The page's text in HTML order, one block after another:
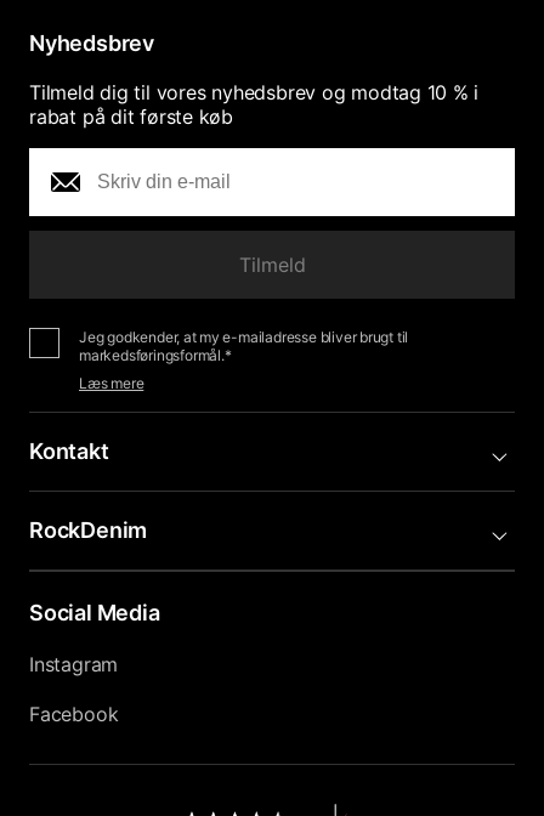
Nyhedsbrev
Tilmeld dig til vores nyhedsbrev og modtag 10 % i
rabat på dit første køb
Tilmeld
Jeg godkender, at my e-mailadresse bliver brugt til
markedsføringsformål.*
Læs mere
Kontakt
RockDenim
Social Media
Instagram
Facebook